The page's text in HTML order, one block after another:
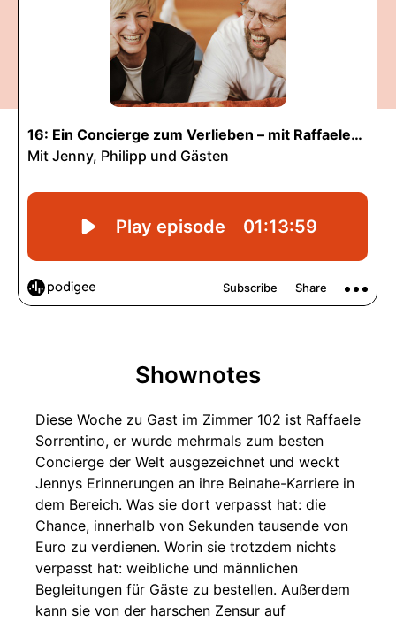
Shownotes
Diese Woche zu Gast im Zimmer 102 ist Raffaele
Sorrentino, er wurde mehrmals zum besten
Concierge der Welt ausgezeichnet und weckt
Jennys Erinnerungen an ihre Beinahe-Karriere in
dem Bereich. Was sie dort verpasst hat: die
Chance, innerhalb von Sekunden tausende von
Euro zu verdienen. Worin sie trotzdem nichts
verpasst hat: weibliche und männlichen
Begleitungen für Gäste zu bestellen. Außerdem
kann sie von der harschen Zensur auf